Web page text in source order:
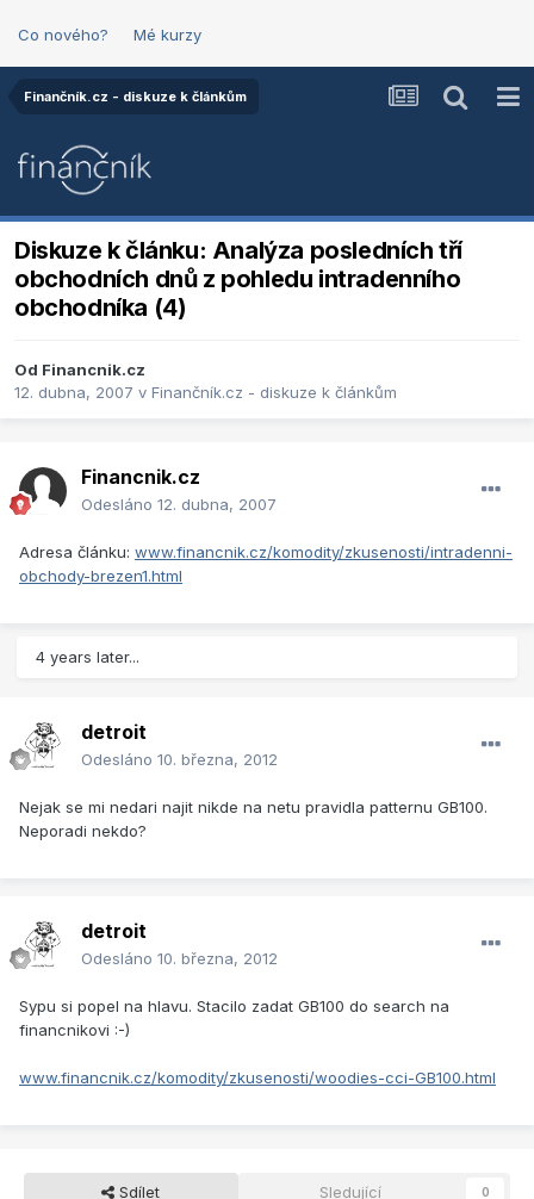
Co nového? Mé kurzy
Finančník.cz - diskuze k článkům
Diskuze k článku: Analýza posledních tří
obchodních dnů z pohledu intradenního
obchodníka (4)
Od Financnik.cz
12. dubna, 2007 v Finančník.cz - diskuze k článkům
Financnik.cz
Odesláno 12. dubna, 2007
Adresa článku: www.financnik.cz/komodity/zkusenosti/intradenni-
obchody-brezen1.html
4 years later...
detroit
Odesláno 10. března, 2012
Nejak se mi nedari najit nikde na netu pravidla patternu GB100.
Neporadi nekdo?
detroit
Odesláno 10. března, 2012
Sypu si popel na hlavu. Stacilo zadat GB100 do search na
financnikovi :-)
www.financnik.cz/komodity/zkusenosti/woodies-cci-GB100.html
Sdílet Sledující 0